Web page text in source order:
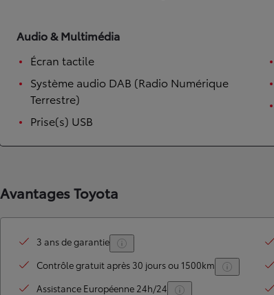
Audio & Multimédia
Écran tactile
Système audio DAB (Radio Numérique
Terrestre)
Prise(s) USB
Avantages Toyota
3 ans de garantie
Contrôle gratuit après 30 jours ou 1500km
Assistance Européenne 24h/24